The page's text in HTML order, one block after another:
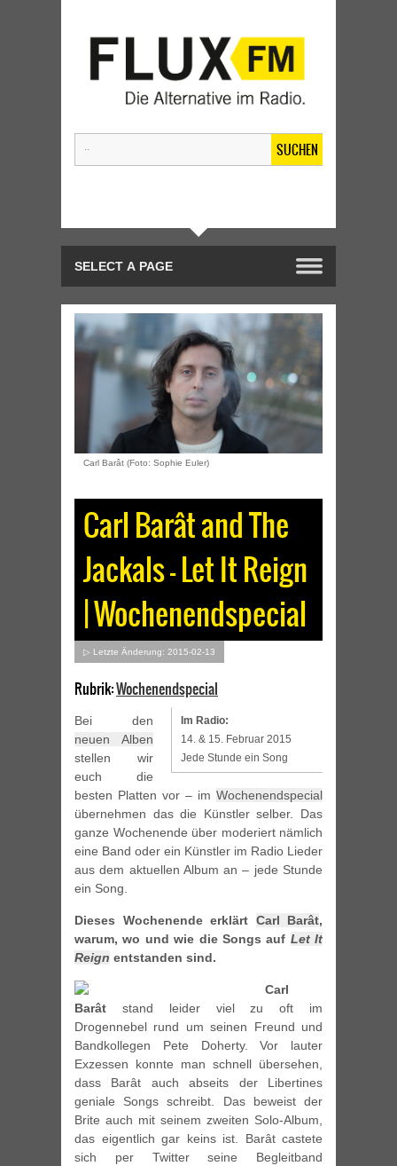
SUCHEN
Carl Barât (Foto: Sophie Euler)
Carl Barât and The
Jackals – Let It Reign
| Wochenendspecial
▷ Letzte Änderung: 2015-02-13
Rubrik:Wochenendspecial
Im Radio:
14. & 15. Februar 2015
Jede Stunde ein Song
Bei den
neuen Alben
stellen wir
euch die
besten Platten vor – im Wochenendspecial
übernehmen das die Künstler selber. Das
ganze Wochenende über moderiert nämlich
eine Band oder ein Künstler im Radio Lieder
aus dem aktuellen Album an – jede Stunde
ein Song.
Dieses Wochenende erklärt Carl Barât,
warum, wo und wie die Songs auf Let It
Reign entstanden sind.
Carl
Barât stand leider viel zu oft im
Drogennebel rund um seinen Freund und
Bandkollegen Pete Doherty. Vor lauter
Exzessen konnte man schnell übersehen,
dass Barât auch abseits der Libertines
geniale Songs schreibt. Das beweist der
Brite auch mit seinem zweiten Solo-Album,
das eigentlich gar keins ist. Barât castete
sich per Twitter seine Begleitband